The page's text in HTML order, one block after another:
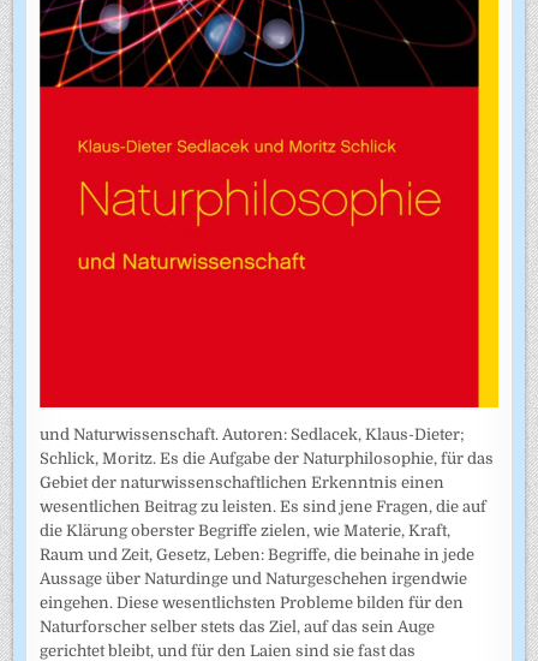
und Naturwissenschaft. Autoren: Sedlacek, Klaus-Dieter;
Schlick, Moritz. Es die Aufgabe der Naturphilosophie, für das
Gebiet der naturwissenschaftlichen Erkenntnis einen
wesentlichen Beitrag zu leisten. Es sind jene Fragen, die auf
die Klärung oberster Begriffe zielen, wie Materie, Kraft,
Raum und Zeit, Gesetz, Leben: Begriffe, die beinahe in jede
Aussage über Naturdinge und Naturgeschehen irgendwie
eingehen. Diese wesentlichsten Probleme bilden für den
Naturforscher selber stets das Ziel, auf das sein Auge
gerichtet bleibt, und für den Laien sind sie fast das